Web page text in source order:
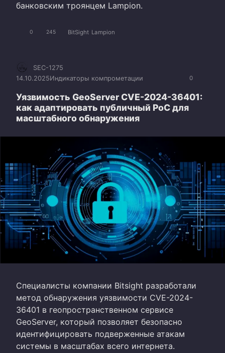
банковским троянцем Lampion.
0 245 BitSight Lampion
0
SEC-1275
14.10.2025Индикаторы компрометации
Уязвимость GeoServer CVE-2024-36401:
как адаптировать публичный PoC для
масштабного обнаружения
Специалисты компании Bitsight разработали
метод обнаружения уязвимости CVE-2024-
36401 в геопространственном сервисе
GeoServer, который позволяет безопасно
идентифицировать подверженные атакам
системы в масштабах всего интернета.